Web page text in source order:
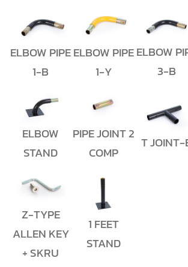
ELBOW PIPE
1-B
ELBOW PIPE
1-Y
ELBOW
3-B
ELBOW
STAND
PIPE JOINT 2
COMP
T JOINT-
Z-TYPE
ALLEN KEY
+ SKRU
1 FEET
STAND